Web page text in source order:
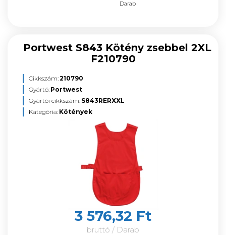
Darab
Portwest S843 Kötény zsebbel 2XL
F210790
Cikkszám:210790
Gyártó: Portwest
Gyártói cikkszám: S843RERXXL
Kategória: Kötények
3 576,32 Ft
bruttó / Darab